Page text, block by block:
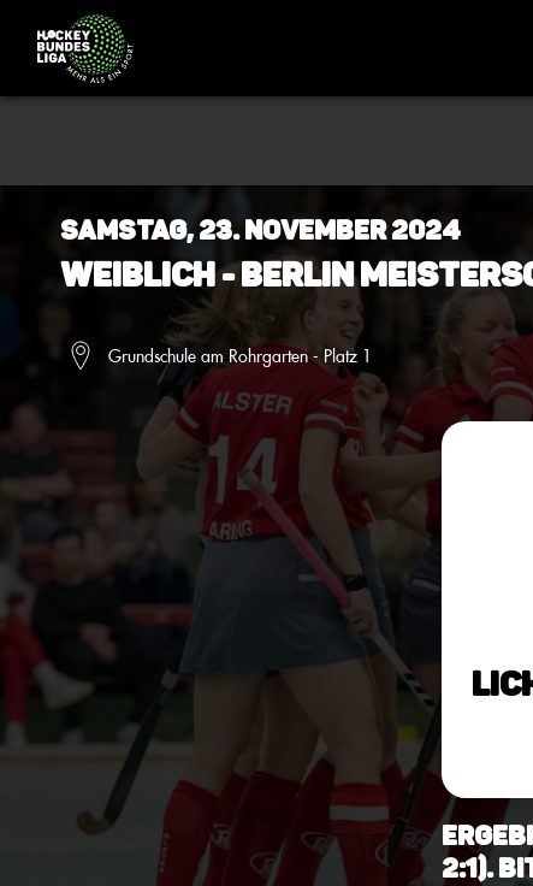
Samstag, 23. November 2024
Weiblich - BERLIN
Grundschule am Rohrgarten - Platz 1
2:1).